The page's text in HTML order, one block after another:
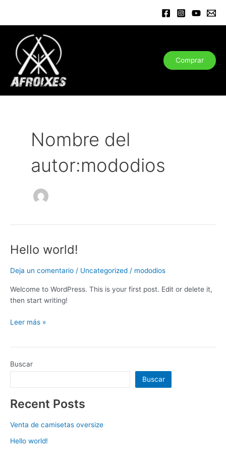
contenido
Comprar
Nombre del
autor:mododios
Hello world!
Deja un comentario / Uncategorized / mododios
Welcome to WordPress. This is your first post. Edit or delete it,
then start writing!
Hello
Leer más »
Buscar
Buscar
Recent Posts
Venta de camisetas oversize
Hello world!